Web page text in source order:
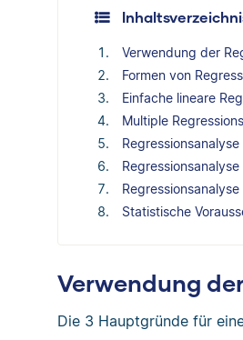
Verwendung der
Formen von
Einfache lineare
Multiple
Statistische
Verwendung
Die 3 Hauptgründe für